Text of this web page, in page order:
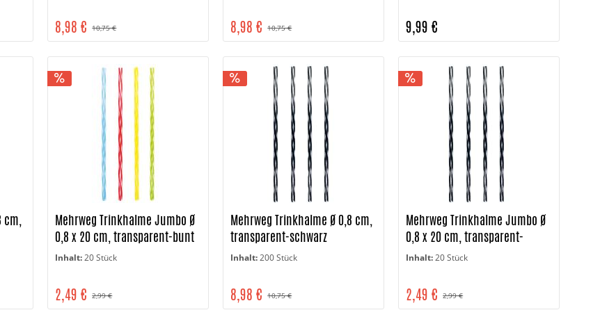
10,75 €
8,98 € 10,75 €
8,98 € 9,99 €
cm,
Mehrweg Trinkhalme Jumbo Ø
0,8 x 20 cm, transparent-bunt
Inhalt:20 Stück
2,99 €
2,49 €
Mehrweg Trinkhalme Ø 0,8 cm,
transparent-schwarz
Inhalt:200 Stück
10,75 €
8,98 €
Mehrweg Trinkhalme Jumbo Ø
0,8 x 20 cm, transparent-
schwarz
Inhalt:20 Stück
2,99 €
2,49 €